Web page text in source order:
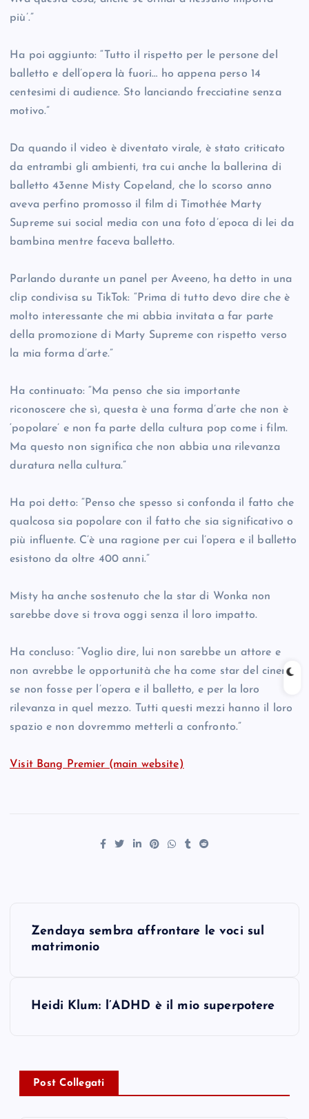
più’.”
Ha poi aggiunto: “Tutto il rispetto per le persone del
balletto e dell’opera là fuori… ho appena perso 14
centesimi di audience. Sto lanciando frecciatine senza
motivo.”
Da quando il video è diventato virale, è stato criticato
da entrambi gli ambienti, tra cui anche la ballerina di
balletto 43enne Misty Copeland, che lo scorso anno
aveva perfino promosso il film di Timothée Marty
Supreme sui social media con una foto d’epoca di lei da
bambina mentre faceva balletto.
Parlando durante un panel per Aveeno, ha detto in una
clip condivisa su TikTok: “Prima di tutto devo dire che è
molto interessante che mi abbia invitata a far parte
della promozione di Marty Supreme con rispetto verso
la mia forma d’arte.”
Ha continuato: “Ma penso che sia importante
riconoscere che sì, questa è una forma d’arte che non è
‘popolare’ e non fa parte della cultura pop come i film.
Ma questo non significa che non abbia una rilevanza
duratura nella cultura.”
Ha poi detto: “Penso che spesso si confonda il fatto che
qualcosa sia popolare con il fatto che sia significativo o
più influente. C’è una ragione per cui l’opera e il balletto
esistono da oltre 400 anni.”
Misty ha anche sostenuto che la star di Wonka non
sarebbe dove si trova oggi senza il loro impatto.
Ha concluso: “Voglio dire, lui non sarebbe un attore e
non avrebbe le opportunità che ha come star del cinema
se non fosse per l’opera e il balletto, e per la loro
rilevanza in quel mezzo. Tutti questi mezzi hanno il loro
spazio e non dovremmo metterli a confronto.”
Visit Bang Premier (main website)
Zendaya sembra affrontare le voci sul
matrimonio
Heidi Klum: l’ADHD è il mio superpotere
Post Collegati